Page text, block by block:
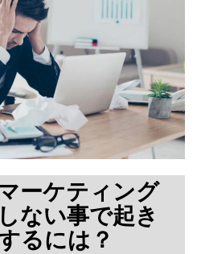
ーケティング
ない事で起き
るには？